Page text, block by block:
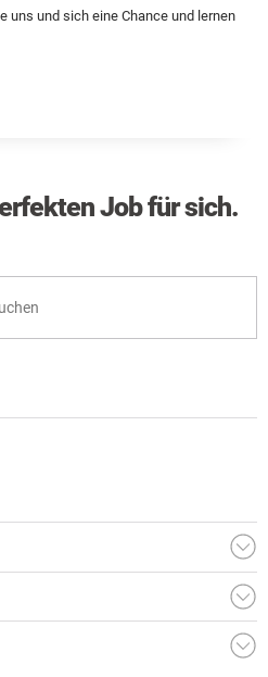
uns und sich eine Chance und lernen
Job für sich.